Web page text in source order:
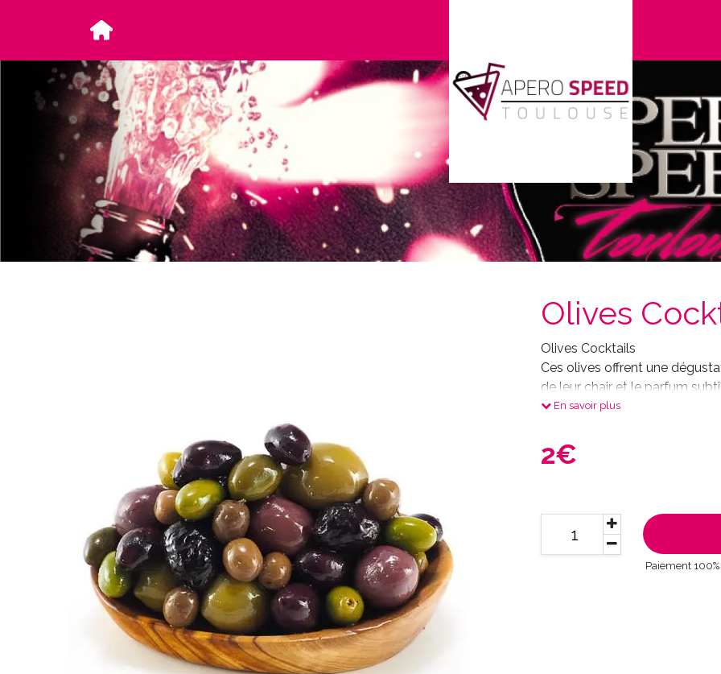
Olives
Olives Cocktails
Ces olives offrent une
de leur chair et le parfum
apéritif, en accompagnement
En savoir plus
2€
Paiement